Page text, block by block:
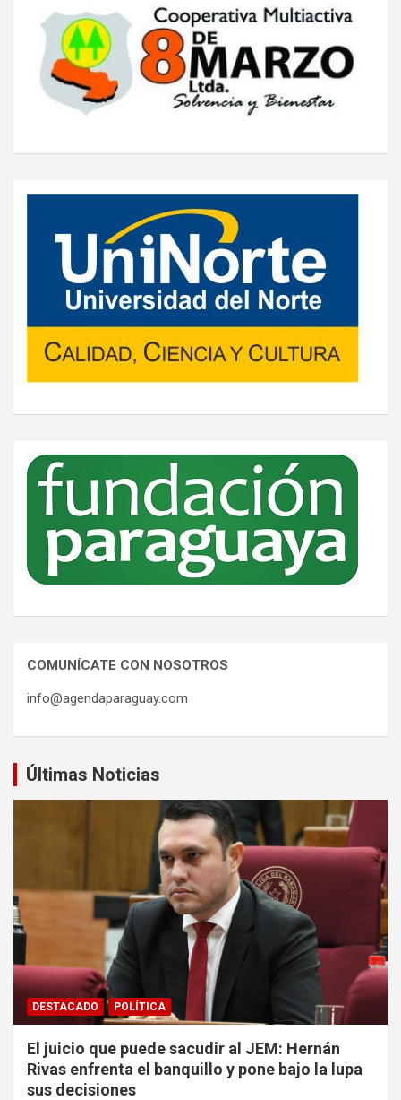
COMUNÍCATE CON NOSOTROS
info@agendaparaguay.com
Últimas Noticias
DESTACADO POLÍTICA
El juicio que puede sacudir al JEM: Hernán
Rivas enfrenta el banquillo y pone bajo la lupa
sus decisiones